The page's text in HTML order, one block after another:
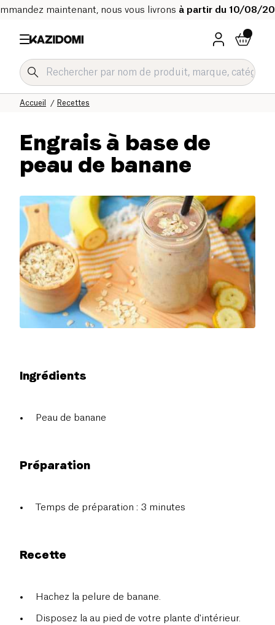
maintenant, nous vous livrons à partir du 10/08/
Recettes
Accueil
Engrais à base de
peau de banane
Ingrédients
Peau de banane
Préparation
Temps de préparation : 3 minutes
Recette
Hachez la pelure de banane.
Disposez la au pied de votre plante d'intérieur.